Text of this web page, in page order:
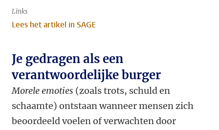
Links
Lees het artikel in SAGE
Je gedragen als een
verantwoordelijke burger
Morele emoties (zoals trots, schuld en
schaamte) ontstaan wanneer mensen zich
beoordeeld voelen of verwachten door